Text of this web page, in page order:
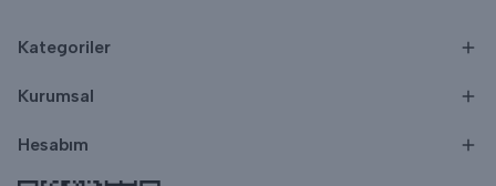
Kategoriler
Kurumsal
Hesabım